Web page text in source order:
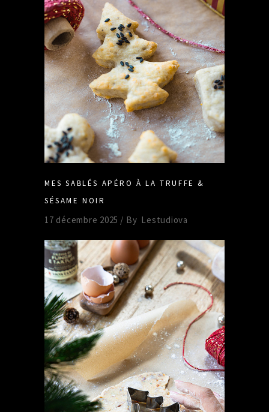
MES SABLÉS APÉRO À LA TRUFFE &
SÉSAME NOIR
17 décembre 2025 By Lestudiova